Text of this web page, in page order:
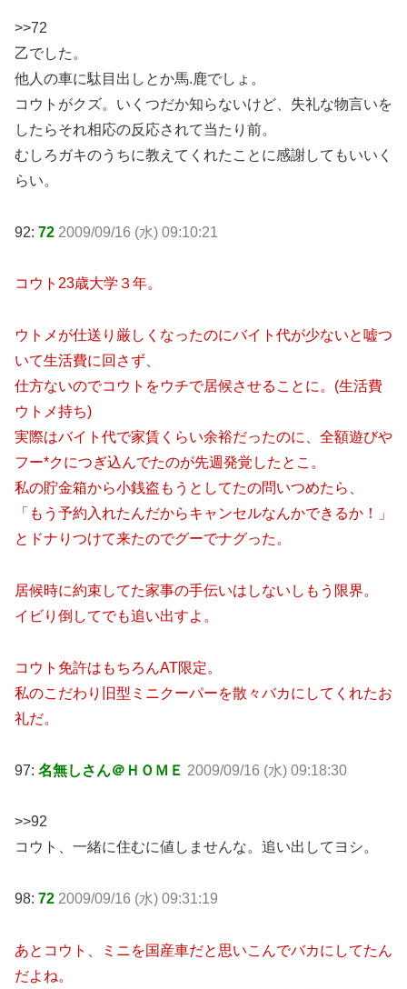
>>72
乙でした。
他人の車に駄目出しとか馬.鹿でしょ。
コウトがクズ。いくつだか知らないけど、失礼な物言いを
したらそれ相応の反応されて当たり前。
むしろガキのうちに教えてくれたことに感謝してもいいく
らい。
92: 72 2009/09/16 (水) 09:10:21
コウト23歳大学３年。
ウトメが仕送り厳しくなったのにバイト代が少ないと嘘つ
いて生活費に回さず、
仕方ないのでコウトをウチで居候させることに。(生活費
ウトメ持ち)
実際はバイト代で家賃くらい余裕だったのに、全額遊びや
フー*クにつぎ込んでたのが先週発覚したとこ。
私の貯金箱から小銭盗もうとしてたの問いつめたら、
「もう予約入れたんだからキャンセルなんかできるか！」
とドナりつけて来たのでグーでナグった。
居候時に約束してた家事の手伝いはしないしもう限界。
イビり倒してでも追い出すよ。
コウト免許はもちろんAT限定。
私のこだわり旧型ミニクーパーを散々バカにしてくれたお
礼だ。
97: 名無しさん＠ＨＯＭＥ 2009/09/16 (水) 09:18:30
>>92
コウト、一緒に住むに値しませんな。追い出してヨシ。
98: 72 2009/09/16 (水) 09:31:19
あとコウト、ミニを国産車だと思いこんでバカにしてたん
だよね。